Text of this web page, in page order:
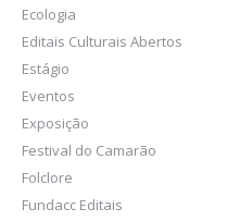
Ecologia
Editais Culturais Abertos
Estágio
Eventos
Exposição
Festival do Camarão
Folclore
Fundacc Editais